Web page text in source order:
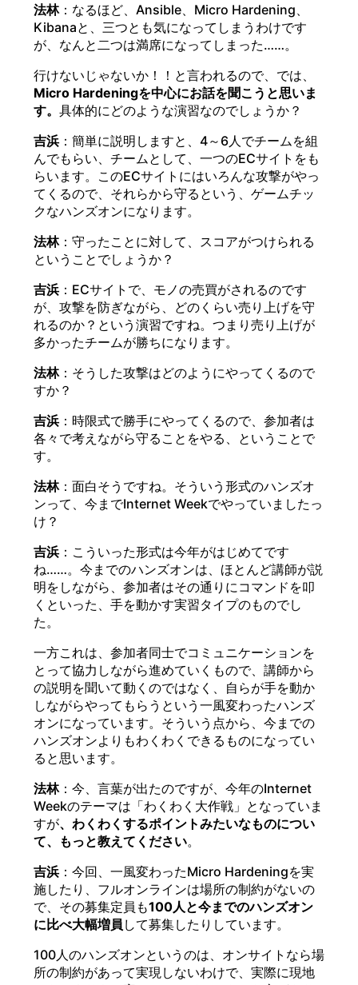
法林：なるほど、Ansible、Micro Hardening、
Kibanaと、三つとも気になってしまうわけです
が、なんと二つは満席になってしまった……。
行けないじゃないか！！と言われるので、では、
Micro Hardeningを中心にお話を聞こうと思いま
す。 具体的にどのような演習なのでしょうか？
吉浜：簡単に説明しますと、4～6人でチームを組
んでもらい、チームとして、一つのECサイトをも
らいます。このECサイトにはいろんな攻撃がやっ
てくるので、それらから守るという、ゲームチッ
クなハンズオンになります。
法林：守ったことに対して、スコアがつけられる
ということでしょうか？
吉浜：ECサイトで、モノの売買がされるのです
が、攻撃を防ぎながら、どのくらい売り上げを守
れるのか？という演習ですね。つまり売り上げが
多かったチームが勝ちになります。
法林：そうした攻撃はどのようにやってくるので
すか？
吉浜：時限式で勝手にやってくるので、参加者は
各々で考えながら守ることをやる、ということで
す。
法林：面白そうですね。そういう形式のハンズオ
ンって、今までInternet Weekでやっていましたっ
け？
吉浜：こういった形式は今年がはじめてです
ね……。今までのハンズオンは、ほとんど講師が説
明をしながら、参加者はその通りにコマンドを叩
くといった、手を動かす実習タイプのものでし
た。
一方これは、参加者同士でコミュニケーションを
とって協力しながら進めていくもので、講師から
の説明を聞いて動くのではなく、自らが手を動か
しながらやってもらうという一風変わったハンズ
オンになっています。そういう点から、今までの
ハンズオンよりもわくわくできるものになってい
ると思います。
法林：今、言葉が出たのですが、今年のInternet
Weekのテーマは「わくわく大作戦」となっていま
すが、わくわくするポイントみたいなものについ
て、もっと教えてください。
吉浜：今回、一風変わったMicro Hardeningを実
施したり、フルオンラインは場所の制約がないの
で、その募集定員も100人と今までのハンズオン
に比べ大幅増員 して募集したりしています。
100人のハンズオンというのは、オンサイトなら場
所の制約があって実現しないわけで、実際に現地